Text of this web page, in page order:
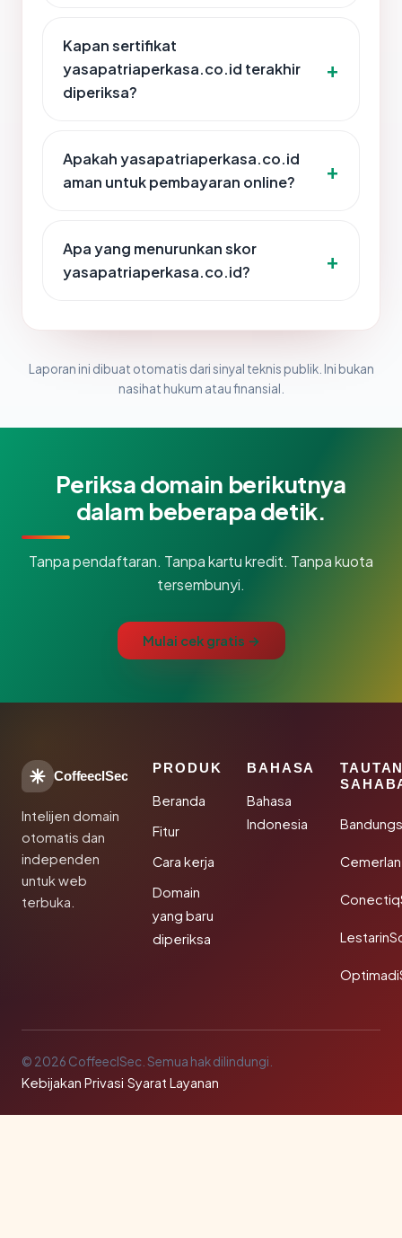
Kapan sertifikat
yasapatriaperkasa.co.id terakhir
diperiksa?
Apakah yasapatriaperkasa.co.id
aman untuk pembayaran online?
Apa yang menurunkan skor
yasapatriaperkasa.co.id?
Laporan ini dibuat otomatis dari sinyal teknis publik. Ini bukan
nasihat hukum atau finansial.
Periksa domain berikutnya
dalam beberapa detik.
Tanpa pendaftaran. Tanpa kartu kredit. Tanpa kuota
tersembunyi.
Mulai cek gratis →
CoffeeclSec
Intelijen domain
otomatis dan
independen
untuk web
terbuka.
PRODUK
Beranda
Fitur
Cara kerja
Domain
yang baru
diperiksa
BAHASA
Bahasa
Indonesia
© 2026 CoffeeclSec. Semua hak dilindungi.
Kebijakan Privasi·Syarat Layanan